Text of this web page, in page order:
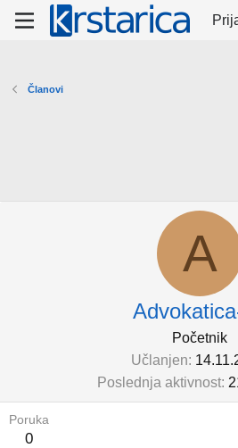
Članovi
A
Početnik
Učlanjen
Poslednja aktivnost
Poruka
0